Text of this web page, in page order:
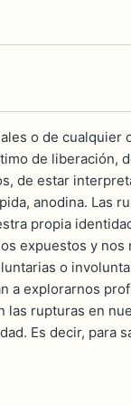
o de cualquier
de liberación,
de estar
anodina. Las
propia
expuestos y nos
o
a explorarnos
las rupturas en
Es decir, para